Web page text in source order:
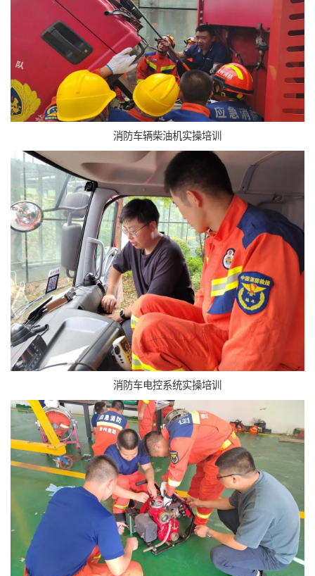
消防车辆柴油机实操培训
消防车电控系统实操培训